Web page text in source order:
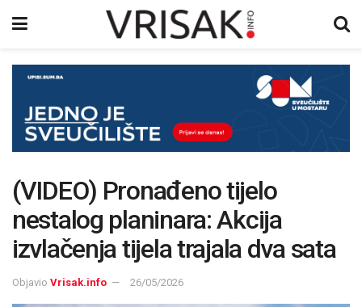
(VIDEO) Pronađeno tijelo
nestalog planinara: Akcija
izvlačenja tijela trajala dva sata
Objavio Vrisak.info 26/05/2026